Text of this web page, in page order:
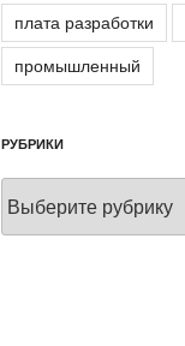
плата разработки
промышленный
РУБРИКИ
Рубрики